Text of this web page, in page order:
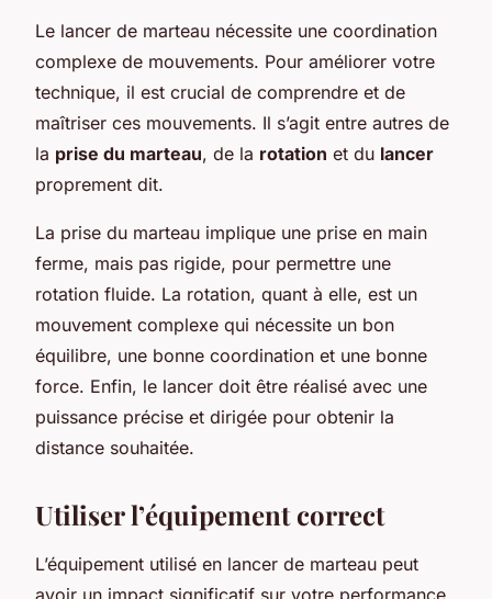
Le lancer de marteau nécessite une coordination
complexe de mouvements. Pour améliorer votre
technique, il est crucial de comprendre et de
maîtriser ces mouvements. Il s’agit entre autres de
la prise du marteau, de la rotation et du lancer
proprement dit.
La prise du marteau implique une prise en main
ferme, mais pas rigide, pour permettre une
rotation fluide. La rotation, quant à elle, est un
mouvement complexe qui nécessite un bon
équilibre, une bonne coordination et une bonne
force. Enfin, le lancer doit être réalisé avec une
puissance précise et dirigée pour obtenir la
distance souhaitée.
Utiliser l’équipement correct
L’équipement utilisé en lancer de marteau peut
avoir un impact significatif sur votre performance.